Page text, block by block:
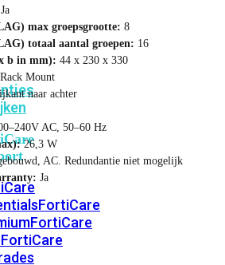
FortiCare
FortiCare
FortiCare
Ja
max groepsgrootte: 8
totaal aantal groepen: 16
b in mm): 44 x 230 x 330
Mount
naar achter
AC, 50–60 Hz
26,3 W
AC. Redundantie niet mogelijk
Ja